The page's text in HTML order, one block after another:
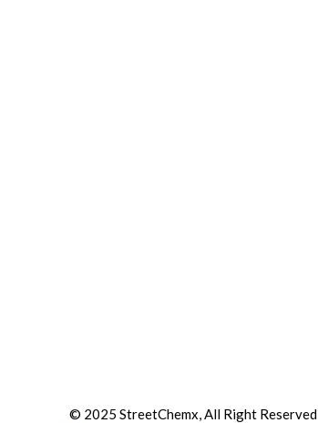
© 2025 StreetChemx, All Right Reserved